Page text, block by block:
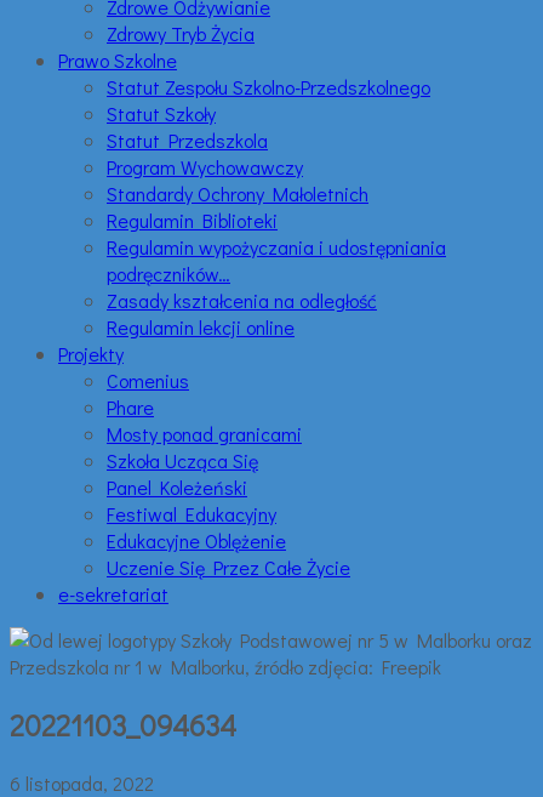
Zdrowe Odżywianie
Zdrowy Tryb Życia
Prawo Szkolne
Statut Zespołu Szkolno-Przedszkolnego
Statut Szkoły
Statut Przedszkola
Program Wychowawczy
Standardy Ochrony Małoletnich
Regulamin Biblioteki
Regulamin wypożyczania i udostępniania
podręczników…
Zasady kształcenia na odległość
Regulamin lekcji online
Projekty
Comenius
Phare
Mosty ponad granicami
Szkoła Ucząca Się
Panel Koleżeński
Festiwal Edukacyjny
Edukacyjne Oblężenie
Uczenie Się Przez Całe Życie
e-sekretariat
20221103_094634
6 listopada, 2022